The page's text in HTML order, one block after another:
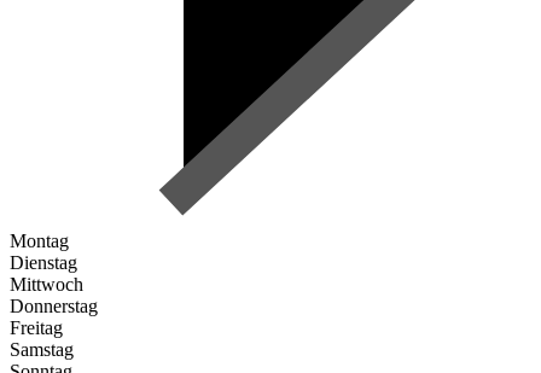
Montag
Dienstag
Mittwoch
Donnerstag
Freitag
Samstag